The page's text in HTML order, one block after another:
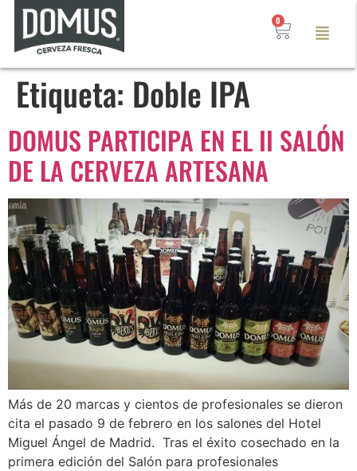
0
Etiqueta: Doble IPA
DOMUS PARTICIPA EN EL II SALÓN
DE LA CERVEZA ARTESANA
Más de 20 marcas y cientos de profesionales se dieron
cita el pasado 9 de febrero en los salones del Hotel
Miguel Ángel de Madrid. Tras el éxito cosechado en la
primera edición del Salón para profesionales